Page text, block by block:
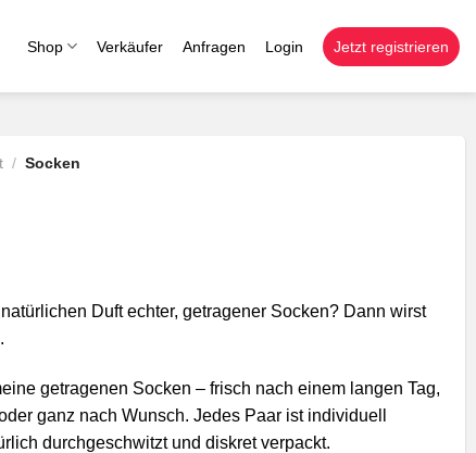
Shop Verkäufer Anfragen Login Jetzt registrieren
/ Socken
Duft echter, getragener Socken? Dann wirst
getragenen Socken – frisch nach einem langen Tag,
ganz nach Wunsch. Jedes Paar ist individuell
durchgeschwitzt und diskret verpackt.